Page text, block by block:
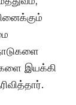
இயக்கி